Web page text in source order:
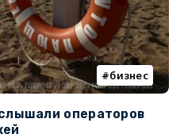
бизнес
операторов